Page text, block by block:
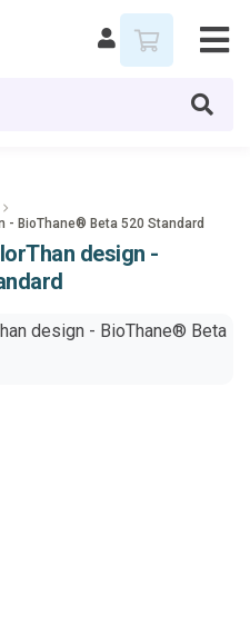
- BioThane® Beta 520 Standard
design -